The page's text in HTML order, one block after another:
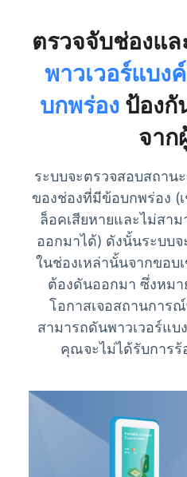
ตรวจจับช่องแล
พาวเวอร์แบง
บกพร่องป้องกั
จาก
ระบบจะตรวจสอบสถาน
ของช่องที่มีข้อบกพร่อง (
ล็อคเสียหายและไม่สา
ออกมาได้) ดังนั้นระบบจ
ในช่องเหล่านั้นจากขอบ
ต้องดันออกมา ซึ่งหมา
โอกาสเจอสถานการ
สามารถดันพาวเวอร์แบ
คุณจะไม่ได้รับการร้